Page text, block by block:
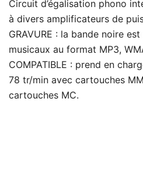
Circuit d’égalisation phono
à divers amplificateurs de
GRAVURE : la bande noire
musicaux au format MP3,
COMPATIBLE : prend en
78 tr/min avec cartouches
cartouches MC.